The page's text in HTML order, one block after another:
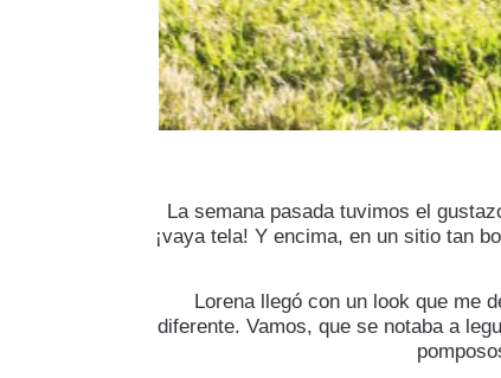
La semana pasada tuvimos el
¡vaya tela! Y encima, en un sitio tan
Lorena llegó con un look que me
diferente. Vamos, que se notaba a